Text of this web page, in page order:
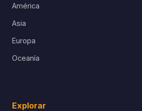
América
Asia
Europa
Oceanía
Explorar